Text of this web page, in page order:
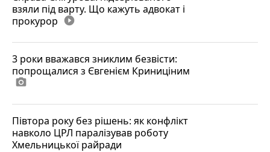
взяли під варту. Що кажуть адвокат і
прокурор play_circle_filled
3 роки вважався зниклим безвісти:
попрощалися з Євгенієм Криниціним
photo_camera
Півтора року без рішень: як конфлікт
навколо ЦРЛ паралізував роботу
Хмельницької райради